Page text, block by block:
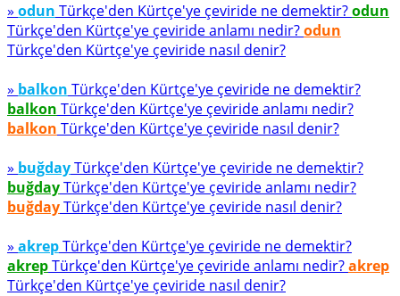
» odun Türkçe'den Kürtçe'ye çeviride ne demektir?odun
Türkçe'den Kürtçe'ye çeviride anlamı nedir?odun
Türkçe'den Kürtçe'ye çeviride nasıl denir?
» balkon Türkçe'den Kürtçe'ye çeviride ne demektir?
balkon Türkçe'den Kürtçe'ye çeviride anlamı nedir?
balkon Türkçe'den Kürtçe'ye çeviride nasıl denir?
» buğdayTürkçe'den Kürtçe'ye çeviride ne demektir?
buğdayTürkçe'den Kürtçe'ye çeviride anlamı nedir?
buğdayTürkçe'den Kürtçe'ye çeviride nasıl denir?
» akrepTürkçe'den Kürtçe'ye çeviride ne demektir?
akrepTürkçe'den Kürtçe'ye çeviride anlamı nedir?akrep
Türkçe'den Kürtçe'ye çeviride nasıl denir?